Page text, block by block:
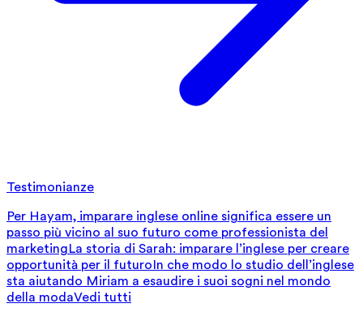
Testimonianze
Per Hayam, imparare inglese online significa essere un
passo più vicino al suo futuro come professionista del
marketingLa storia di Sarah: imparare l’inglese per creare
opportunità per il futuroIn che modo lo studio dell’inglese
sta aiutando Miriam a esaudire i suoi sogni nel mondo
della modaVedi tutti